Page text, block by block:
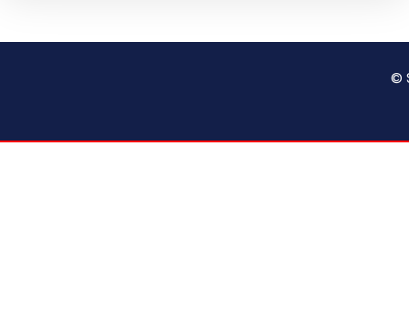
©